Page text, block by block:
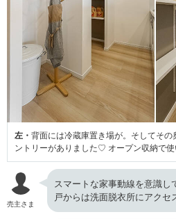
左・ 背面には冷蔵庫置き場が。そしてそ
ントリーがありました♡ オープン収納で使
売主さま
スマートな家事動線を意識し
戸からは洗面脱衣所にアクセ